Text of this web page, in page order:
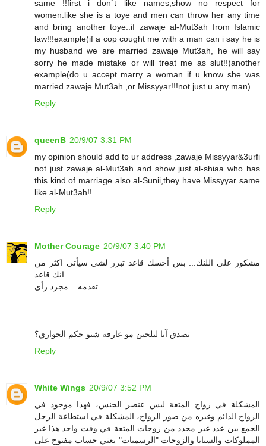
same !!first i don`t like names,show no respect for
women.like she is a toye and men can throw her any time
and bring another toye..if zawaje al-Mut3ah from Islamic
law!!!example(if a cop cought me with a man can i say he is
my husband we are married zawaje Mut3ah, he will say
sorry he made mistake or will treat me as slut!!)another
example(do u accept marry a woman if u know she was
married zawaje Mut3ah ,or Missyyar!!!not just u any man)
Reply
queenB 20/9/07 3:31 PM
my opinion should add to ur address ,zawaje Missyyar&3urfi
not just zawaje al-Mut3ah and show just al-shiaa who has
this kind of marriage also al-Sunii,they have Missyyar same
like al-Mut3ah!!
Reply
Mother Courage 20/9/07 3:40 PM
مشكور على اللنك... بس أحسك قاعد تبرر لشي سيأتي اكثر من
انك قاعد
تقدمه... مجرد رأي
تصدق آنا ليلحين مو عارفه شنو حكم الجواري؟
Reply
White Wings 20/9/07 3:52 PM
المشكلة في زواج المتعة ليس عنصر الجنس، فهذا موجود في
الزواج الدائم وغيره من صور الزواج، المشكلة في استطاعة الرجل
الجمع بين عدد غير محدد من زوجات المتعة في وقت واحد هذا غير
المملوكات والسبايا والزوجات "الرسميات" يعني حساب مفتوح على